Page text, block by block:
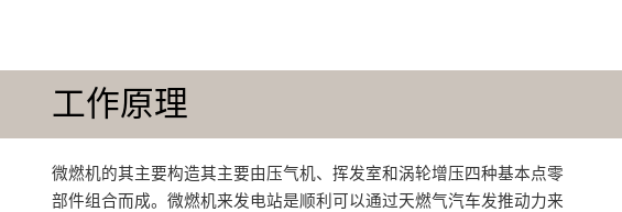
工作原理
微燃机的其主要构造其主要由压气机、挥发室和涡轮增压四种基本点零
部件组合而成‌。微燃机来发电站是顺利可以通过天燃气汽车发推动力来